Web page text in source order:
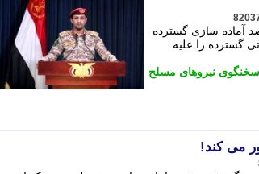
آماده سازی گسترده
گسترده را علیه
سخنگوی نیروهای مسلح
می کند!